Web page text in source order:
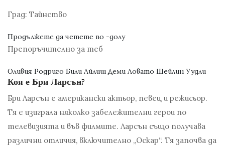
Град: Тайнство
Продължете да четете по -долу
Препоръчително за теб
Оливия Родриго Били Айлиш Деми Ловато Шейлин Уудли
Коя е Бри Ларсън?
Бри Ларсън е американски актьор, певец и режисьор.
Тя е изиграла няколко забележителни герои по
телевизията и във филмите. Ларсън също получава
различни отличия, включително „Оскар“. Тя започва да